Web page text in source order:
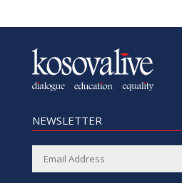
NEWSLETTER